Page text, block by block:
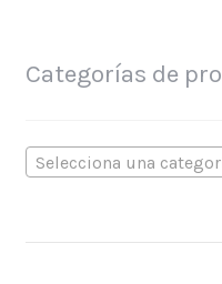
Categorías de
Selecciona una